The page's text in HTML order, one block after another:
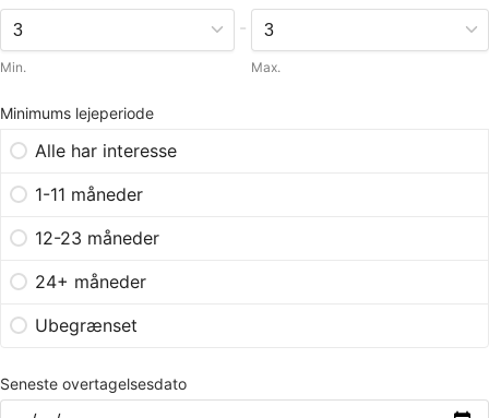
Min.
-
Max.
Minimums lejeperiode
Alle har interesse
1-11 måneder
12-23 måneder
24+ måneder
Ubegrænset
Seneste overtagelsesdato